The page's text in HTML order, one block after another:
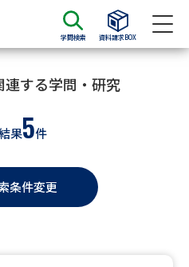
学問検索 資料請求BOX
資料検索
求
学部・学科パンフ
連する学問・研究
果5件
条件変更